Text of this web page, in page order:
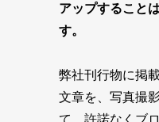
アップすること
す。
弊社刊行物に掲
文章を、写真撮
て、許諾なくブ